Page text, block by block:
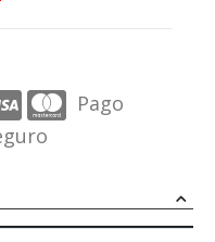
Pago